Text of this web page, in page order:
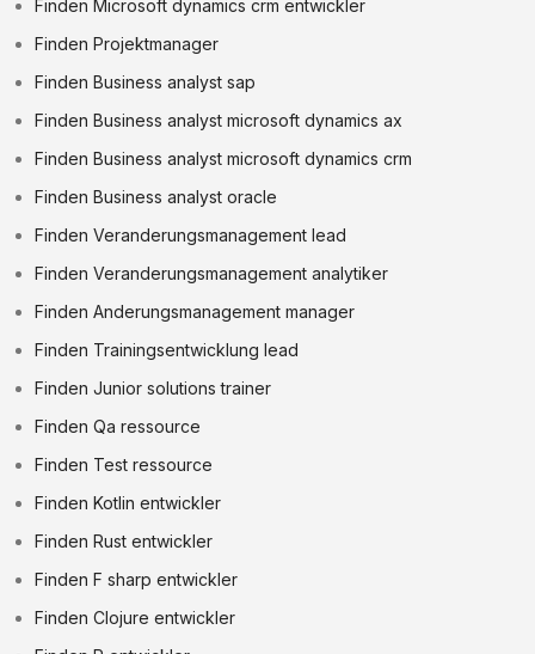
Finden Microsoft dynamics crm entwickler
Finden Projektmanager
Finden Business analyst sap
Finden Business analyst microsoft dynamics ax
Finden Business analyst microsoft dynamics crm
Finden Business analyst oracle
Finden Veranderungsmanagement lead
Finden Veranderungsmanagement analytiker
Finden Anderungsmanagement manager
Finden Trainingsentwicklung lead
Finden Junior solutions trainer
Finden Qa ressource
Finden Test ressource
Finden Kotlin entwickler
Finden Rust entwickler
Finden F sharp entwickler
Finden Clojure entwickler